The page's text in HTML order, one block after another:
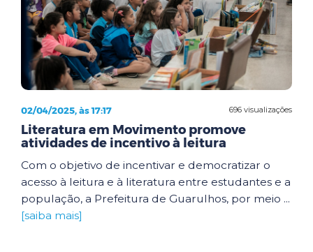
696 visualizações
02/04/2025, às 17:17
Literatura em Movimento promove
atividades de incentivo à leitura
Com o objetivo de incentivar e democratizar o
acesso à leitura e à literatura entre estudantes e a
população, a Prefeitura de Guarulhos, por meio ...
[saiba mais]